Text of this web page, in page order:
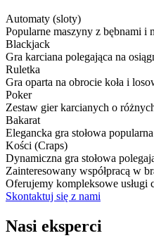
Automaty (sloty)
Popularne maszyny z bębnami
Blackjack
Gra karciana polegająca na
Ruletka
Gra oparta na obrocie koła i
Poker
Zestaw gier karcianych o
Bakarat
Elegancka gra stołowa
Kości (Craps)
Dynamiczna gra stołowa
Zainteresowany współpracą w
Oferujemy kompleksowe usługi
Skontaktuj się z nami
Nasi eksperci